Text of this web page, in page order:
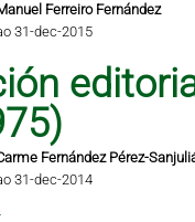
Ferreiro Fernández
31-dec-2015
Fernández Pérez-
31-dec-2014